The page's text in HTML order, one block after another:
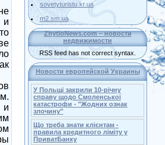
и
и
sovetyturistu.kr.ua
m2.sm.ua
ZhytloNews.com – новости
недвижимости
RSS feed has not correct syntax.
Новости европейской Украины
У Польщі закрили 10-річну
справу щодо Смоленської
катастрофи - "Жодних ознак
злочину"
Що треба знати клієнтам -
правила кредитного ліміту у
ПриватБанку